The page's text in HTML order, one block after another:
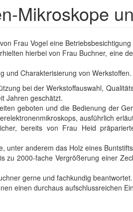
Mikroskope
Frau Vogel eine
hierbei von Frau Buchner, eine
und Charakterisierung von Werkstoffen.
bei der Werkstoffauswahl,
Jahren geschätzt.
geboten und die Bedienung der
ausführlich
bereits von Frau Heid
unter anderem das Holz eines
2000-fache Vergrößerung einer
gerne und fachkundig beantwortet.
einen durchaus aufschlussreichen